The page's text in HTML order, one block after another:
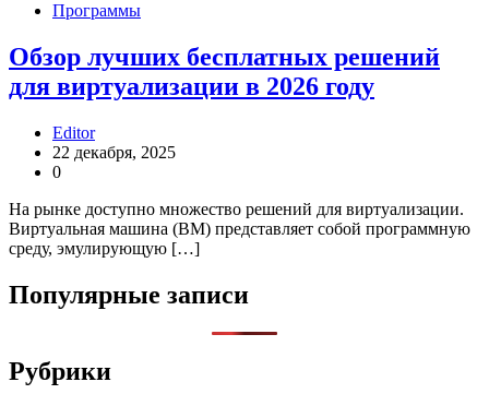
Программы
Обзор лучших бесплатных решений
для виртуализации в 2026 году
Editor
22 декабря, 2025
0
На рынке доступно множество решений для виртуализации.
Виртуальная машина (ВМ) представляет собой программную
среду, эмулирующую […]
Популярные записи
Рубрики